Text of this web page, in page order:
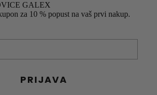
GALEX
za 10 % popust na vaš prvi nakup.
PRIJAVA